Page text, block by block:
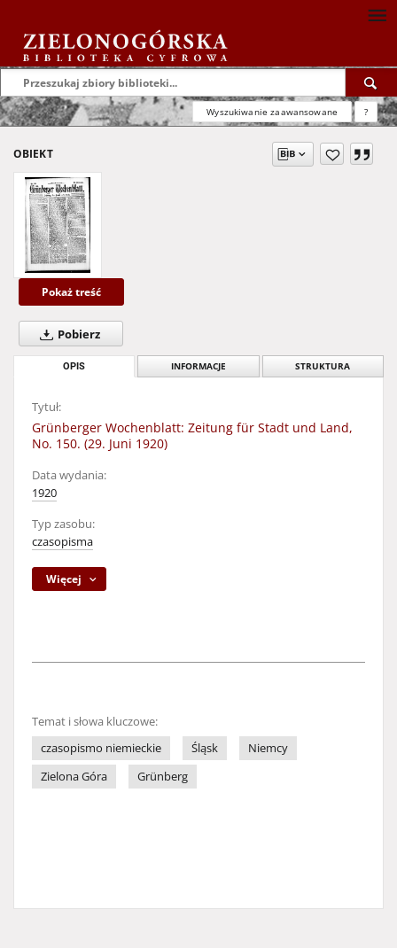
Wyszukiwanie zaawansowane ?
OBIEKT
Pokaż treść
Pobierz
OPIS INFORMACJE STRUKTURA
Tytuł:
Grünberger Wochenblatt: Zeitung für Stadt und Land,
No. 150. (29. Juni 1920)
Data wydania:
1920
Typ zasobu:
czasopisma
Więcej
Temat i słowa kluczowe:
czasopismo niemieckie
Śląsk
Niemcy
Zielona Góra
Grünberg